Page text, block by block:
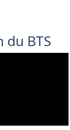
du BTS